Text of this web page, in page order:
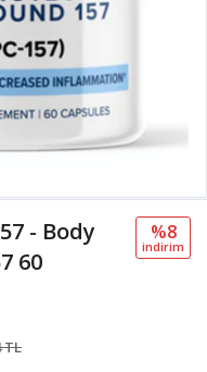
- Body
60
TL
%8
i̇ndi̇ri̇m